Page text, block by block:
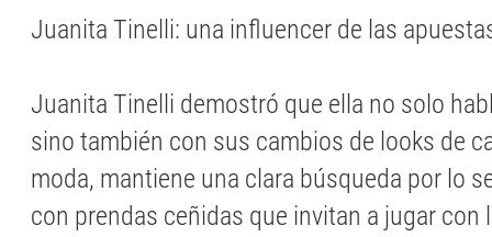
Juanita Tinelli: una influencer de las
Juanita Tinelli demostró que ella no solo
sino también con sus cambios de looks de
moda, mantiene una clara búsqueda por lo
con prendas ceñidas que invitan a jugar con